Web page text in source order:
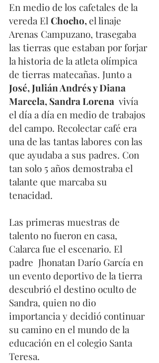
En medio de los cafetales de la
vereda El Chocho, ellinaje
Arenas Campuzano, trasegaba
las tierras que estaban por forjar
la historia de la atleta olímpica
de tierras matecañas. Junto a
José, Julián Andrés y Diana
Marcela, Sandra Lorena vivía
el día a día en medio de trabajos
del campo. Recolectar café era
una de las tantas labores con las
que ayudaba a sus padres. Con
tan solo 5 años demostraba el
talante que marcaba su
tenacidad.
Las primeras muestras de
talento no fueron en casa,
Calarca fue el escenario. El
padre  Jhonatan Darío García en
un evento deportivo de la tierra
descubrió el destino oculto de
Sandra, quien no dio
importancia y decidió continuar
su camino en el mundo de la
educación en el colegio Santa
Teresa.